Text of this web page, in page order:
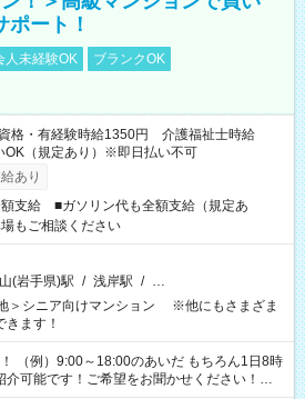
ート！
人未経験OK
ブランクOK
格・有経験時給1350円 介護福祉士時給
（規定あり）※即日払い不可
あり
支給 ■ガソリン代も全額支給（規定あ
もご相談ください
(岩手県)駅 / 浅岸駅 / …
＞シニア向けマンション ※他にもさまざま
ます！
（例）9:00～18:00のあいだ もちろん1日8時
介可能です！ご希望をお聞かせください！★